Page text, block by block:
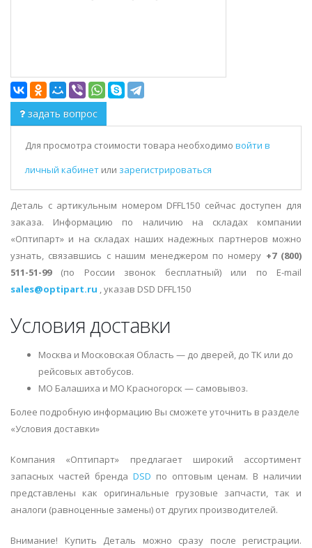
задать вопрос
Для просмотра стоимости товара необходимо войти в
личный кабинет или зарегистрироваться
Деталь с артикульным номером DFFL150 сейчас доступен для
заказа. Информацию по наличию на складах компании
«Оптипарт» и на складах наших надежных партнеров можно
узнать, связавшись с нашим менеджером по номеру +7 (800)
511-51-99(по России звонок бесплатный) или по E-mail
sales@optipart.ru , указав DSD DFFL150
Условия доставки
Москва и Московская Область — до дверей, до ТК или до
рейсовых автобусов.
МО Балашиха и МО Красногорск — самовывоз.
Более подробную информацию Вы сможете уточнить в разделе
«Условия доставки»
Компания «Оптипарт» предлагает широкий ассортимент
запасных частей бренда DSD по оптовым ценам. В наличии
представлены как оригинальные грузовые запчасти, так и
аналоги (равноценные замены) от других производителей.
Внимание! Купить Деталь можно сразу после регистрации.